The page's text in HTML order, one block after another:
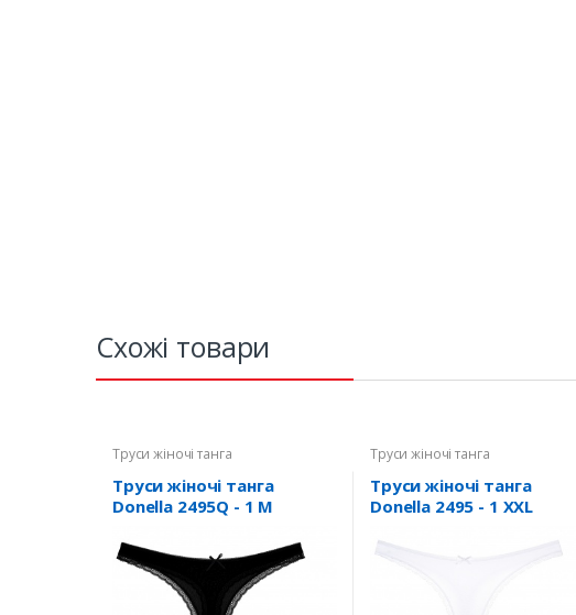
Схожі товари
Труси жіночі танга
Труси жіночі танга
Donella 2495Q - 1 M
Труси жіночі танга
Труси жіночі танга
Donella 2495 - 1 XXL